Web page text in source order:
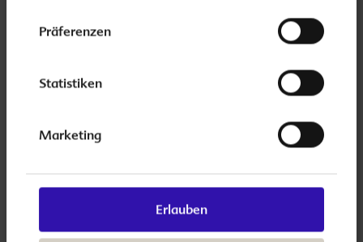
Präferenzen
Statistiken
Marketing
Erlauben
Für Ärzte